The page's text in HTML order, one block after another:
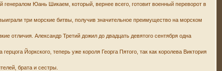
Юань Шикаем, который, вернее всего, готовит военный переворот в
три морские битвы, получив значительное преимущество на морском
отличия. Александр Третий дожил до двадцать девятого сентября одна
Йоркского, теперь уже короля Георга Пятого, так как королева Виктория
брата и сестры.